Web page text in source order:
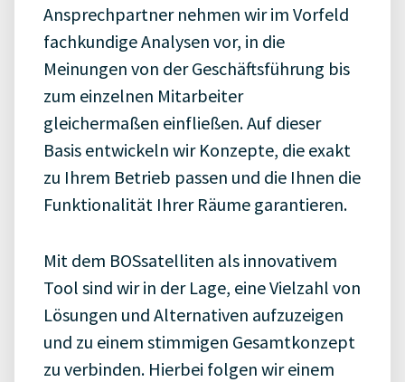
Ansprechpartner nehmen wir im Vorfeld
fachkundige Analysen vor, in die
Meinungen von der Geschäftsführung bis
zum einzelnen Mitarbeiter
gleichermaßen einfließen. Auf dieser
Basis entwickeln wir Konzepte, die exakt
zu Ihrem Betrieb passen und die Ihnen die
Funktionalität Ihrer Räume garantieren.
Mit dem BOSsatelliten als innovativem
Tool sind wir in der Lage, eine Vielzahl von
Lösungen und Alternativen aufzuzeigen
und zu einem stimmigen Gesamtkonzept
zu verbinden. Hierbei folgen wir einem